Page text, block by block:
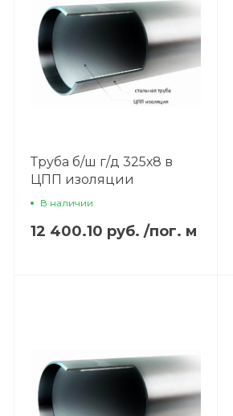
Труба б/ш г/д 325х8 в
ЦПП изоляции
В наличии
12 400.10 руб. /пог. м